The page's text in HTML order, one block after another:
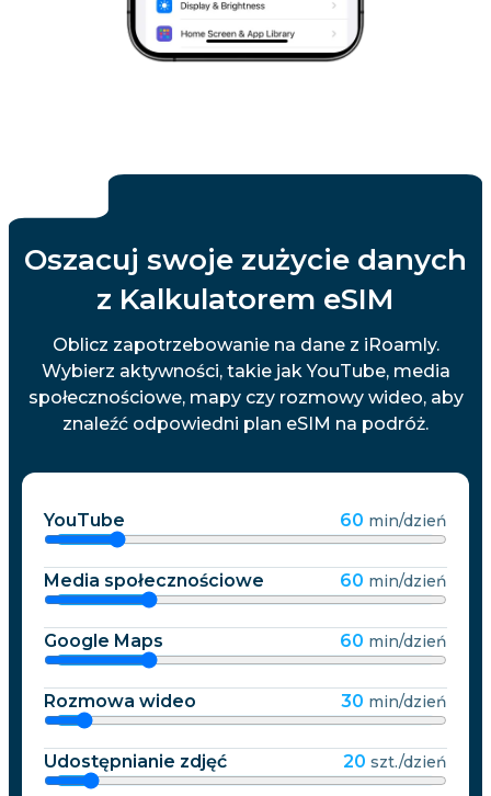
Oszacuj swoje zużycie danych
z Kalkulatorem eSIM
Oblicz zapotrzebowanie na dane z iRoamly.
Wybierz aktywności, takie jak YouTube, media
społecznościowe, mapy czy rozmowy wideo, aby
znaleźć odpowiedni plan eSIM na podróż.
YouTube 60 min/dzień
Media społecznościowe 60 min/dzień
Google Maps 60 min/dzień
Rozmowa wideo 30 min/dzień
Udostępnianie zdjęć 20 szt./dzień